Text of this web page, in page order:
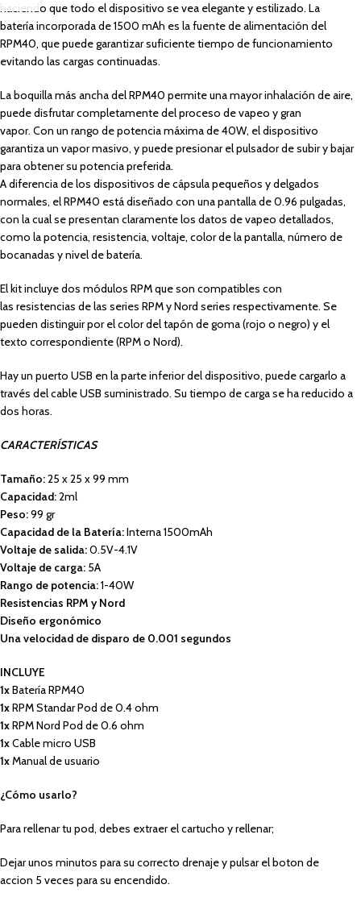
haciendo que todo el dispositivo se vea elegante y estilizado. La
batería incorporada de 1500 mAh es la fuente de alimentación del
RPM40, que puede garantizar suficiente tiempo de funcionamiento
evitando las cargas continuadas.
La boquilla más ancha del RPM40 permite una mayor inhalación de aire,
puede disfrutar completamente del proceso de vapeo y gran
vapor. Con un rango de potencia máxima de 40W, el dispositivo
garantiza un vapor masivo, y puede presionar el pulsador de subir y bajar
para obtener su potencia preferida.
A diferencia de los dispositivos de cápsula pequeños y delgados
normales, el RPM40 está diseñado con una pantalla de 0.96 pulgadas,
con la cual se presentan claramente los datos de vapeo detallados,
como la potencia, resistencia, voltaje, color de la pantalla, número de
bocanadas y nivel de batería.
El kit incluye dos módulos RPM que son compatibles con
las resistencias de las series RPM y Nord series respectivamente. Se
pueden distinguir por el color del tapón de goma (rojo o negro) y el
texto correspondiente (RPM o Nord).
Hay un puerto USB en la parte inferior del dispositivo, puede cargarlo a
través del cable USB suministrado. Su tiempo de carga se ha reducido a
dos horas.
CARACTERÍSTICAS
Tamaño:25 x 25 x 99 mm
Capacidad:2ml
Peso:99 gr
Capacidad de la Batería:Interna 1500mAh
Voltaje de salida:0.5V-4.1V
Voltaje de carga: 5A
Rango de potencia:1-40W
Resistencias RPM y Nord
Diseño ergonómico
Una velocidad de disparo de 0.001 segundos
INCLUYE
1xBatería RPM40
1xRPM Standar Pod de 0.4 ohm
1xRPM Nord Pod de 0.6 ohm
1xCable micro USB
1xManual de usuario
¿Cómo usarlo?
Para rellenar tu pod, debes extraer el cartucho y rellenar;
Dejar unos minutos para su correcto drenaje y pulsar el boton de
accion 5 veces para su encendido.